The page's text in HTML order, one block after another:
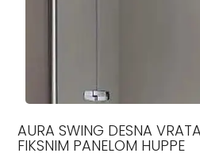
AURA SWING DESNA
FIKSNIM PANELOM HUPPE